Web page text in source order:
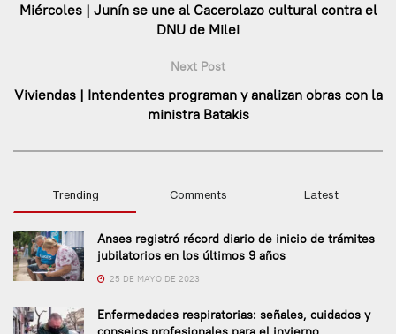
Miércoles | Junín se une al Cacerolazo cultural contra el
DNU de Milei
Next Post
Viviendas | Intendentes programan y analizan obras con la
ministra Batakis
Trending Comments Latest
Anses registró récord diario de inicio de trámites
jubilatorios en los últimos 9 años
25 DE MAYO DE 2023
Enfermedades respiratorias: señales, cuidados y